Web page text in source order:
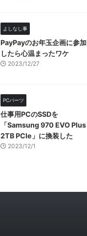
よしなし事
PayPayのお年玉企画に参加
したら心温まったワケ
2023/12/27
PCパーツ
仕事用PCのSSDを
「Samsung 970 EVO Plus
2TB PCIe」に換装した
2023/12/1